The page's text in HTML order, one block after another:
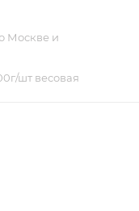
Москве и
шт весовая